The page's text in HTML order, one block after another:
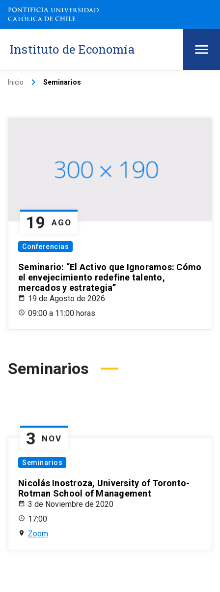
Instituto de Economía
Inicio keyboard_arrow_right Seminarios
19 AGO
Conferencias
Seminario: “El Activo que Ignoramos: Cómo
el envejecimiento redefine talento,
mercados y estrategia”
19 de Agosto de 2026
09:00 a 11:00 horas
Seminarios
3 NOV
Seminarios
Nicolás Inostroza, University of Toronto-
Rotman School of Management
3 de Noviembre de 2020
17:00
Zoom